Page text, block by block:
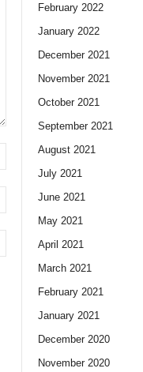
February 2022
January 2022
December 2021
November 2021
October 2021
September 2021
August 2021
July 2021
June 2021
May 2021
April 2021
March 2021
February 2021
January 2021
December 2020
November 2020